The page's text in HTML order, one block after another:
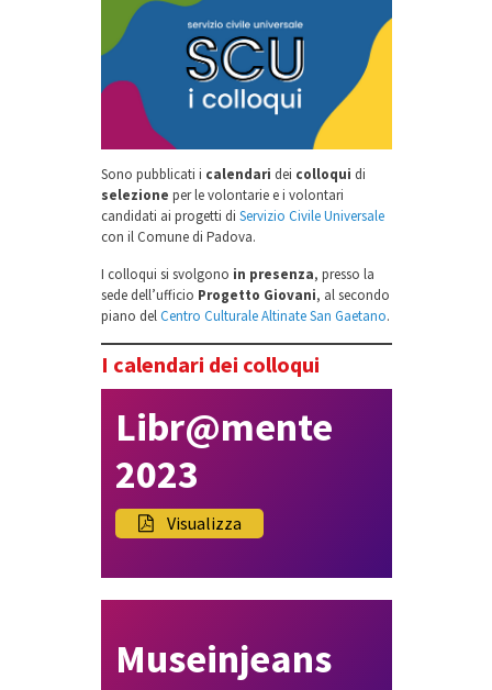
Sono pubblicati i calendari dei colloqui di
selezione per le volontarie e i volontari
candidati ai progetti di Servizio Civile Universale
con il Comune di Padova.
I colloqui si svolgono in presenza, presso la
sede dell’ufficio Progetto Giovani, al secondo
piano delCentro Culturale Altinate San Gaetano.
I calendari dei colloqui
Libr@mente
2023
Visualizza
Museinjeans